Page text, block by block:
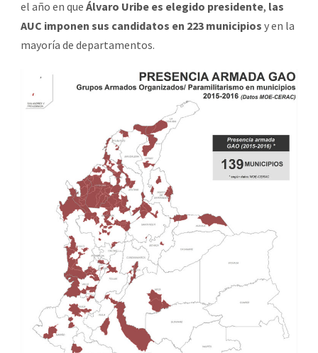
el año en que Álvaro Uribe es elegido presidente, las
AUC imponen sus candidatos en 223 municipios y en la
mayoría de departamentos.